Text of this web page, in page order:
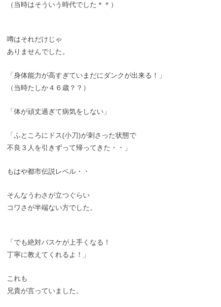
（当時はそういう時代でした＊＊）
噂はそれだけじゃ
ありませんでした。
「身体能力が高すぎていまだにダンクが出来る！」
（当時たしか４６歳？？）
「体が頑丈過ぎて病気をしない」
「ふところにドス(小刀)が刺さった状態で
不良３人を引きずって帰ってきた・・」
もはや都市伝説レベル・・
そんなうわさが立つぐらい
コワさが半端ない方でした。
「でも絶対バスケが上手くなる！
丁寧に教えてくれるよ！」
これも
兄貴が言っていました。